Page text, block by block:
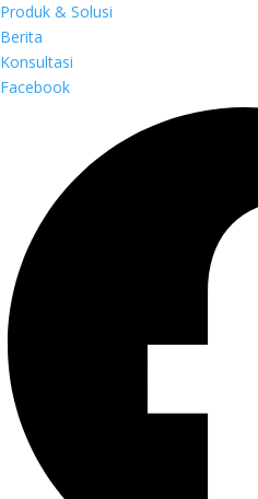
Produk & Solusi
Berita
Konsultasi
Facebook